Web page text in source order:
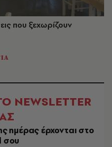
που ξεχωρίζουν
NEWSLETTER
ημέρας έρχονται στο
σου